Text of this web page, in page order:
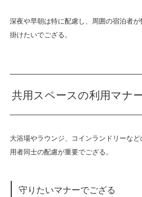
深夜や早朝は特に配慮し、周囲の宿泊者
掛けたいでござる。
共用スペースの利用マナ
大浴場やラウンジ、コインランドリーな
用者同士の配慮が重要でござる。
守りたいマナーでござる